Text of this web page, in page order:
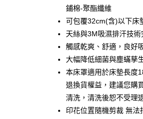
全盈+PAY
ATM付款
運送方式
宅配(包含郵寄包裹/大型
每筆NT$100，滿
免運費
鋪棉-聚酯纖維
可包覆32cm(含)以下床
天絲與3M吸濕排汗技術
觸感乾爽、舒適，良好
大幅降低細菌與塵蟎孳
本床罩適用於床墊長度
退換貨權益，建議您購
清洗，清洗後恕不受理
印花位置隨機剪裁 無法